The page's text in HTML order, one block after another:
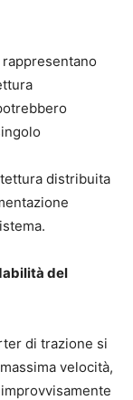
distribuita
del
di trazione si
velocità,